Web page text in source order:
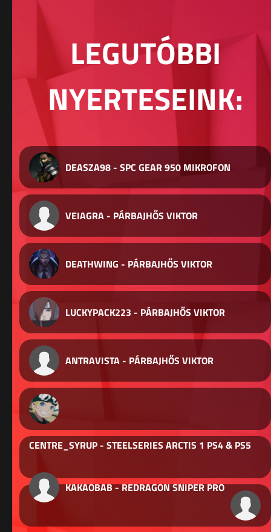
LEGUTÓBBI
NYERTESEINK:
DEASZA98 - SPC GEAR 950 MIKROFON
VEIAGRA - PÁRBAJHŐS VIKTOR
DEATHWING - PÁRBAJHŐS VIKTOR
LUCKYPACK223 - PÁRBAJHŐS VIKTOR
ANTRAVISTA - PÁRBAJHŐS VIKTOR
CENTRE_SYRUP - STEELSERIES ARCTIS 1 PS4 & PS5
KAKAOBAB - REDRAGON SNIPER PRO